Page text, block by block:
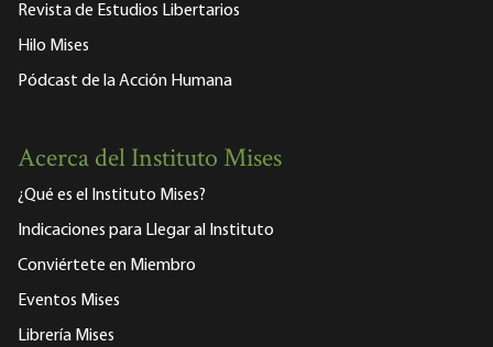
Revista de Estudios Libertarios
Hilo Mises
Pódcast de la Acción Humana
Acerca del Instituto Mises
¿Qué es el Instituto Mises?
Indicaciones para Llegar al Instituto
Conviértete en Miembro
Eventos Mises
Librería Mises